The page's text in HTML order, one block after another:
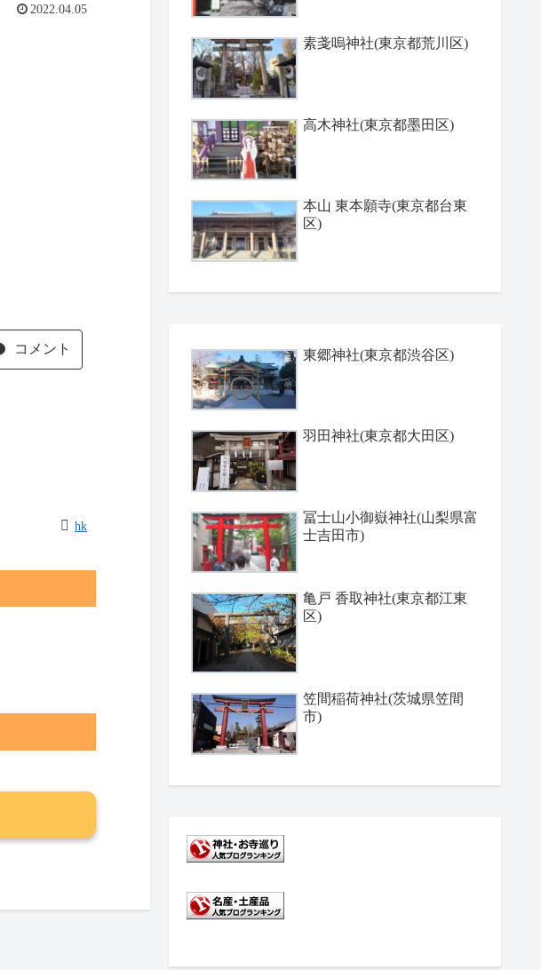
2022.04.05
コメント
hk
素戔嗚神社(東京都荒川区)
高木神社(東京都墨田区)
本山 東本願寺(東京都台東
区)
東郷神社(東京都渋谷区)
羽田神社(東京都大田区)
冨士山小御嶽神社(山梨県富
士吉田市)
亀戸 香取神社(東京都江東
区)
笠間稲荷神社(茨城県笠間
市)